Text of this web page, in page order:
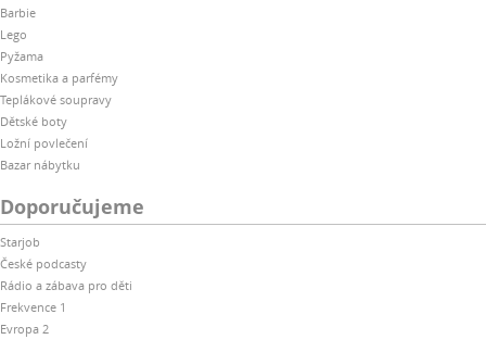
Barbie
Lego
Pyžama
Kosmetika a parfémy
Teplákové soupravy
Dětské boty
Ložní povlečení
Bazar nábytku
Doporučujeme
Starjob
České podcasty
Rádio a zábava pro děti
Frekvence 1
Evropa 2